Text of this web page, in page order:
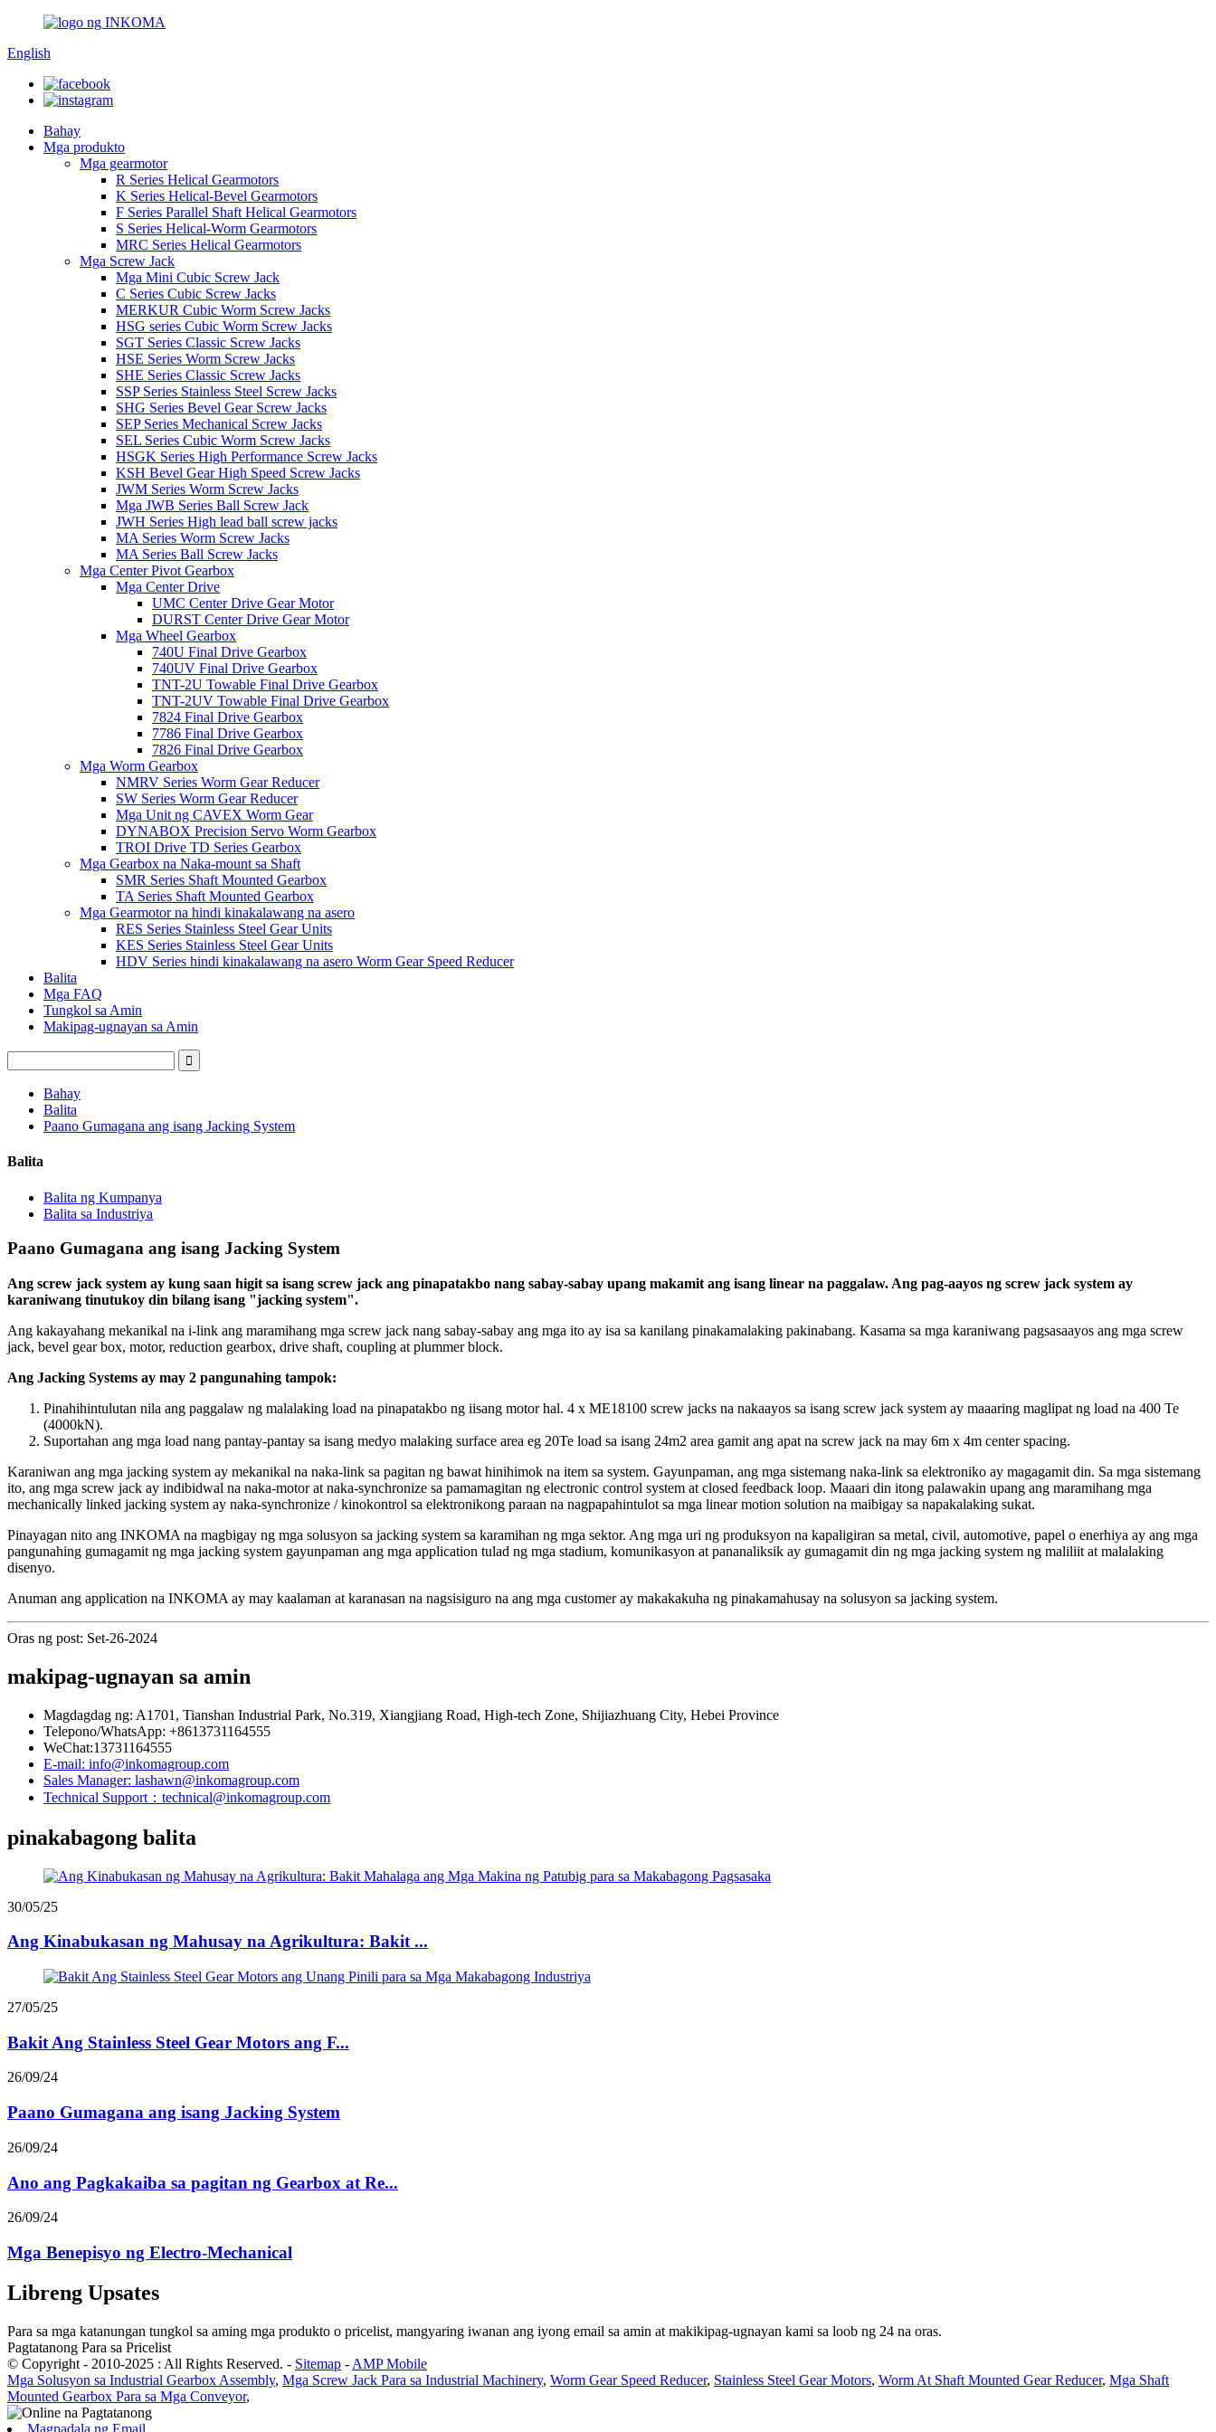
English
Bahay
Mga produkto
Mga gearmotor
R Series Helical Gearmotors
K Series Helical-Bevel Gearmotors
F Series Parallel Shaft Helical Gearmotors
S Series Helical-Worm Gearmotors
MRC Series Helical Gearmotors
Mga Screw Jack
Mga Mini Cubic Screw Jack
C Series Cubic Screw Jacks
MERKUR Cubic Worm Screw Jacks
HSG series Cubic Worm Screw Jacks
SGT Series Classic Screw Jacks
HSE Series Worm Screw Jacks
SHE Series Classic Screw Jacks
SSP Series Stainless Steel Screw Jacks
SHG Series Bevel Gear Screw Jacks
SEP Series Mechanical Screw Jacks
SEL Series Cubic Worm Screw Jacks
HSGK Series High Performance Screw Jacks
KSH Bevel Gear High Speed ​​Screw Jacks
JWM Series Worm Screw Jacks
Mga JWB Series Ball Screw Jack
JWH Series High lead ball screw jacks
MA Series Worm Screw Jacks
MA Series Ball Screw Jacks
Mga Center Pivot Gearbox
Mga Center Drive
UMC Center Drive Gear Motor
DURST Center Drive Gear Motor
Mga Wheel Gearbox
740U Final Drive Gearbox
740UV Final Drive Gearbox
TNT-2U Towable Final Drive Gearbox
TNT-2UV Towable Final Drive Gearbox
7824 Final Drive Gearbox
7786 Final Drive Gearbox
7826 Final Drive Gearbox
Mga Worm Gearbox
NMRV Series Worm Gear Reducer
SW Series Worm Gear Reducer
Mga Unit ng CAVEX Worm Gear
DYNABOX Precision Servo Worm Gearbox
TROI Drive TD Series Gearbox
Mga Gearbox na Naka-mount sa Shaft
SMR Series Shaft Mounted Gearbox
TA Series Shaft Mounted Gearbox
Mga Gearmotor na hindi kinakalawang na asero
RES Series Stainless Steel Gear Units
KES Series Stainless Steel Gear Units
HDV Series hindi kinakalawang na asero Worm Gear Speed ​​Reducer
Balita
Mga FAQ
Tungkol sa Amin
Makipag-ugnayan sa Amin
Bahay
Balita
Paano Gumagana ang isang Jacking System
Balita
Balita ng Kumpanya
Balita sa Industriya
Paano Gumagana ang isang Jacking System
Ang screw jack system ay kung saan higit sa isang screw jack ang pinapatakbo nang sabay-sabay upang makamit ang isang linear na paggalaw. Ang pag-aayos ng screw jack system ay
karaniwang tinutukoy din bilang isang "jacking system".
Ang kakayahang mekanikal na i-link ang maramihang mga screw jack nang sabay-sabay ang mga ito ay isa sa kanilang pinakamalaking pakinabang. Kasama sa mga karaniwang pagsasaayos ang mga screw
jack, bevel gear box, motor, reduction gearbox, drive shaft, coupling at plummer block.
Ang Jacking Systems ay may 2 pangunahing tampok:
Pinahihintulutan nila ang paggalaw ng malalaking load na pinapatakbo ng iisang motor hal. 4 x ME18100 screw jacks na nakaayos sa isang screw jack system ay maaaring maglipat ng load na 400 Te
(4000kN).
Suportahan ang mga load nang pantay-pantay sa isang medyo malaking surface area eg 20Te load sa isang 24m2 area gamit ang apat na screw jack na may 6m x 4m center spacing.
Karaniwan ang mga jacking system ay mekanikal na naka-link sa pagitan ng bawat hinihimok na item sa system. Gayunpaman, ang mga sistemang naka-link sa elektroniko ay magagamit din. Sa mga sistemang
ito, ang mga screw jack ay indibidwal na naka-motor at naka-synchronize sa pamamagitan ng electronic control system at closed feedback loop. Maaari din itong palawakin upang ang maramihang mga
mechanically linked jacking system ay naka-synchronize / kinokontrol sa elektronikong paraan na nagpapahintulot sa mga linear motion solution na maibigay sa napakalaking sukat.
Pinayagan nito ang INKOMA na magbigay ng mga solusyon sa jacking system sa karamihan ng mga sektor. Ang mga uri ng produksyon na kapaligiran sa metal, civil, automotive, papel o enerhiya ay ang mga
pangunahing gumagamit ng mga jacking system gayunpaman ang mga application tulad ng mga stadium, komunikasyon at pananaliksik ay gumagamit din ng mga jacking system ng maliliit at malalaking
disenyo.
Anuman ang application na INKOMA ay may kaalaman at karanasan na nagsisiguro na ang mga customer ay makakakuha ng pinakamahusay na solusyon sa jacking system.
Oras ng post: Set-26-2024
makipag-ugnayan sa amin
Magdagdag ng: A1701, Tianshan Industrial Park, No.319, Xiangjiang Road, High-tech Zone, Shijiazhuang City, Hebei Province
Telepono/WhatsApp: +8613731164555
WeChat:13731164555
E-mail: info@inkomagroup.com
Sales Manager: lashawn@inkomagroup.com
Technical Support：technical@inkomagroup.com
pinakabagong balita
30/05/25
Ang Kinabukasan ng Mahusay na Agrikultura: Bakit ...
27/05/25
Bakit Ang Stainless Steel Gear Motors ang F...
26/09/24
Paano Gumagana ang isang Jacking System
26/09/24
Ano ang Pagkakaiba sa pagitan ng Gearbox at Re...
26/09/24
Mga Benepisyo ng Electro-Mechanical
Libreng Upsates
Para sa mga katanungan tungkol sa aming mga produkto o pricelist, mangyaring iwanan ang iyong email sa amin at makikipag-ugnayan kami sa loob ng 24 na oras.
Pagtatanong Para sa Pricelist
© Copyright - 2010-2025 : All Rights Reserved. - Sitemap - AMP Mobile
Mga Solusyon sa Industrial Gearbox Assembly, Mga Screw Jack Para sa Industrial Machinery, Worm Gear Speed ​​Reducer, Stainless Steel Gear Motors, Worm At Shaft Mounted Gear Reducer, Mga Shaft
Mounted Gearbox Para sa Mga Conveyor,
Magpadala ng Email